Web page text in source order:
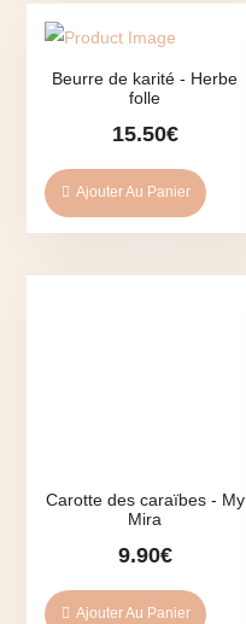
Beurre de karité - Herbe
folle
15.50€
Ajouter Au Panier
Carotte des caraïbes - My
Mira
9.90€
Ajouter Au Panier